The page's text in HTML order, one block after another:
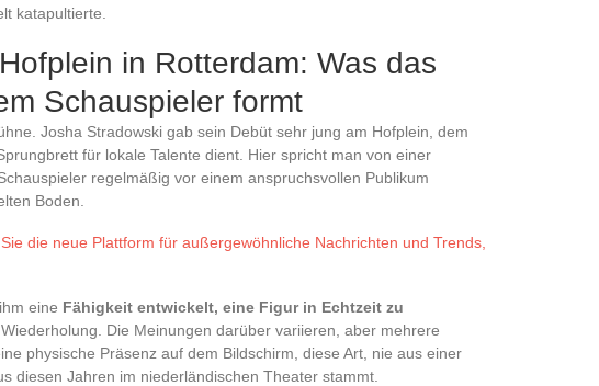
katapultierte.
in Rotterdam: Was das
Schauspieler formt
Josha Stradowski gab sein Debüt sehr jung am Hofplein, dem
für lokale Talente dient. Hier spricht man von einer
regelmäßig vor einem anspruchsvollen Publikum
Boden.
die neue Plattform für außergewöhnliche Nachrichten und Trends,
eine Fähigkeit entwickelt, eine Figur in Echtzeit zu
Wiederholung. Die Meinungen darüber variieren, aber mehrere
physische Präsenz auf dem Bildschirm, diese Art, nie aus einer
diesen Jahren im niederländischen Theater stammt.